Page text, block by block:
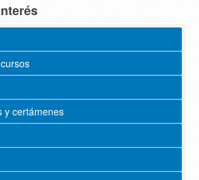
y certámenes